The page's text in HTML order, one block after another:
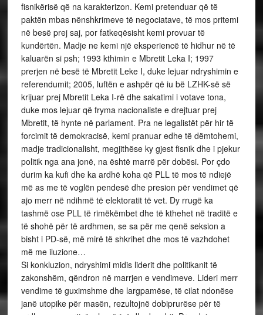
fisnikërisë që na karakterizon. Kemi pretenduar që të
paktën mbas nënshkrimeve të negociatave, të mos pritemi
në besë prej saj, por fatkeqësisht kemi provuar të
kundërtën. Madje ne kemi një eksperiencë të hidhur në të
kaluarën si psh; 1993 kthimin e Mbretit Leka I; 1997
prerjen në besë të Mbretit Leke I, duke lejuar ndryshimin e
referendumit; 2005, luftën e ashpër që iu bë LZHK-së së
krijuar prej Mbretit Leka I-rë dhe sakatimi i votave tona,
duke mos lejuar që fryma nacionaliste e drejtuar prej
Mbretit, të hynte në parlament. Pra ne legalistët për hir të
forcimit të demokracisë, kemi pranuar edhe të dëmtohemi,
madje tradicionalisht, megjithëse ky gjest fisnik dhe i pjekur
politik nga ana jonë, na është marrë për dobësi. Por çdo
durim ka kufi dhe ka ardhë koha që PLL të mos të ndiejë
më as me të voglën pendesë dhe presion për vendimet që
ajo merr në ndihmë të elektoratit të vet. Dy rrugë ka
tashmë ose PLL të rimëkëmbet dhe të kthehet në traditë e
të shohë për të ardhmen, se sa për me qenë seksion a
bisht i PD-së, më mirë të shkrihet dhe mos të vazhdohet
më me iluzione…
Si konkluzion, ndryshimi midis liderit dhe politikanit të
zakonshëm, qëndron në marrjen e vendimeve. Lideri merr
vendime të guximshme dhe largpamëse, të cilat ndonëse
janë utopike për masën, rezultojnë dobiprurëse për të